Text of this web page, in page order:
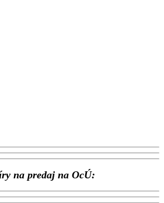
na predaj na OcÚ: